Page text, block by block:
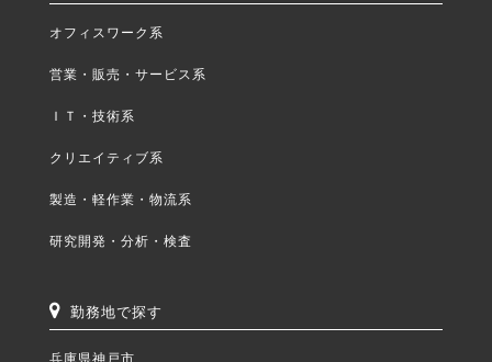
オフィスワーク系
営業・販売・サービス系
ＩＴ・技術系
クリエイティブ系
製造・軽作業・物流系
研究開発・分析・検査
勤務地で探す
兵庫県神戸市